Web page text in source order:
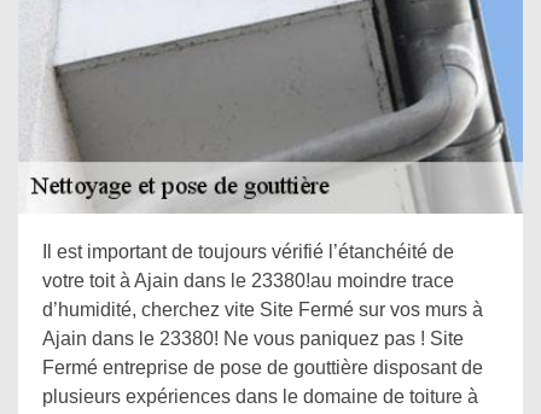
Il est important de toujours vérifié l’étanchéité de
votre toit à Ajain dans le 23380!au moindre trace
d’humidité, cherchez vite Site Fermé sur vos murs à
Ajain dans le 23380! Ne vous paniquez pas ! Site
Fermé entreprise de pose de gouttière disposant de
plusieurs expériences dans le domaine de toiture à